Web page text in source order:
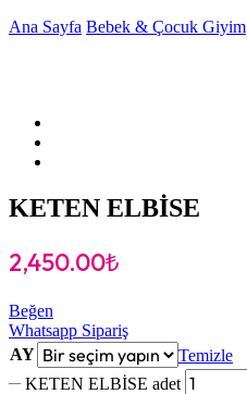
Ana Sayfa Bebek & Çocuk Giyim
KETEN ELBİSE
2,450.00₺
Beğen
Whatsapp Sipariş
AY
Temizle
KETEN ELBİSE adet